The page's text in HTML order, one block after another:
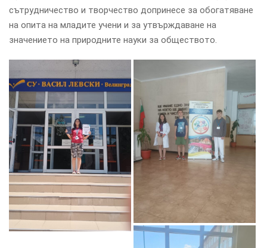
сътрудничество и творчество допринесе за обогатяване
на опита на младите учени и за утвърждаване на
значението на природните науки за обществото.